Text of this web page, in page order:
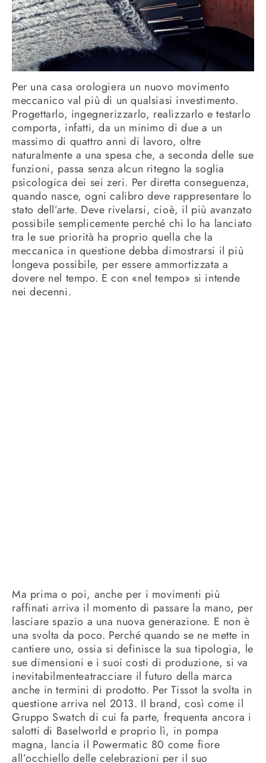
Per una casa orologiera un nuovo movimento
meccanico val più di un qualsiasi investimento.
Progettarlo, ingegnerizzarlo, realizzarlo e testarlo
comporta, infatti, da un minimo di due a un
massimo di quattro anni di lavoro, oltre
naturalmente a una spesa che, a seconda delle sue
funzioni, passa senza alcun ritegno la soglia
psicologica dei sei zeri. Per diretta conseguenza,
quando nasce, ogni calibro deve rappresentare lo
stato dell’arte. Deve rivelarsi, cioè, il più avanzato
possibile semplicemente perché chi lo ha lanciato
tra le sue priorità ha proprio quella che la
meccanica in questione debba dimostrarsi il più
longeva possibile, per essere ammortizzata a
dovere nel tempo. E con «nel tempo» si intende
nei decenni.
Ma prima o poi, anche per i movimenti più
raffinati arriva il momento di passare la mano, per
lasciare spazio a una nuova generazione. E non è
una svolta da poco. Perché quando se ne mette in
cantiere uno, ossia si definisce la sua tipologia, le
sue dimensioni e i suoi costi di produzione, si va
inevitabilmenteatracciare il futuro della marca
anche in termini di prodotto. Per Tissot la svolta in
questione arriva nel 2013. Il brand, così come il
Gruppo Swatch di cui fa parte, frequenta ancora i
salotti di Baselworld e proprio lì, in pompa
magna, lancia il Powermatic 80 come fiore
all’occhiello delle celebrazioni per il suo